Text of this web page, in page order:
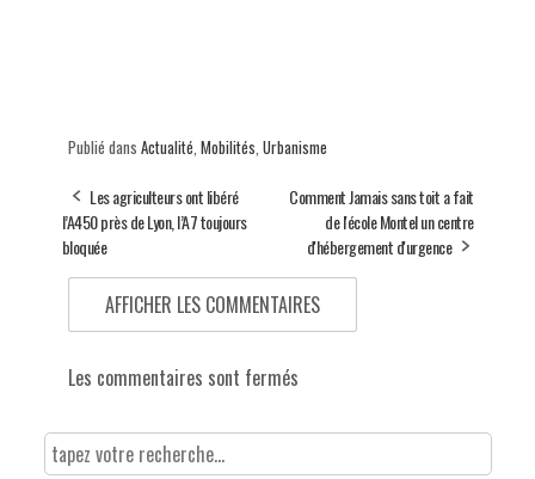
Publié dans Actualité Mobilités Urbanisme
Les agriculteurs ont libéré
l’A450 près de Lyon, l’A7 toujours
bloquée
Comment Jamais sans toit a fait
de l'école Montel un centre
d'hébergement d'urgence
AFFICHER LES COMMENTAIRES
Les commentaires sont fermés